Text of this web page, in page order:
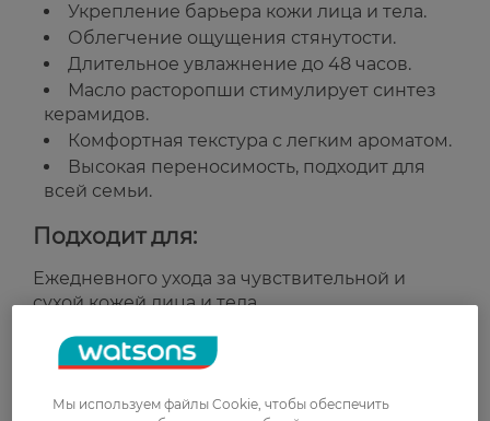
Укрепление барьера кожи лица и тела.
Облегчение ощущения стянутости.
Длительное увлажнение до 48 часов.
Масло расторопши стимулирует синтез
керамидов.
Комфортная текстура с легким ароматом.
Высокая переносимость, подходит для
всей семьи.
Подходит для:
Ежедневного ухода за чувствительной и
сухой кожей лица и тела.
Страна-производитель:
Рейтинг и отзывы
Мы используем файлы Cookie, чтобы обеспечить